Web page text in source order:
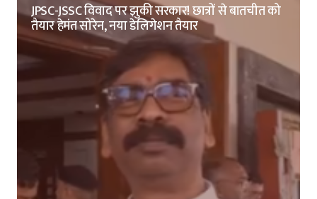
JPSC-JSSC विवाद पर झुकी सरकार! छात्रों से बातचीत को
तैयार हेमंत सोरेन, नया डेलिगेशन तैयार